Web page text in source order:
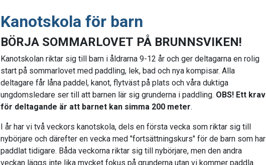
Kanotskola för barn
BÖRJA SOMMARLOVET PÅ BRUNNSVIKEN!
Kanotskolan riktar sig till barn i åldrarna 9-12 år och ger deltagarna en rolig
start på sommarlovet med paddling, lek, bad och nya kompisar. Alla
deltagare får låna paddel, kanot, flytväst på plats och våra duktiga
ungdomsledare ser till att barnen lär sig grunderna i paddling. OBS! Ett krav
för deltagande är att barnet kan simma 200 meter.
I år har vi två veckors kanotskola, dels en första vecka som riktar sig till
nybörjare och därefter en vecka med "fortsättningskurs" för de barn som har
paddlat tidigare. Båda veckorna riktar sig till nybörjare, men den andra
veckan läggs inte lika mycket fokus på grunderna utan vi kommer paddla